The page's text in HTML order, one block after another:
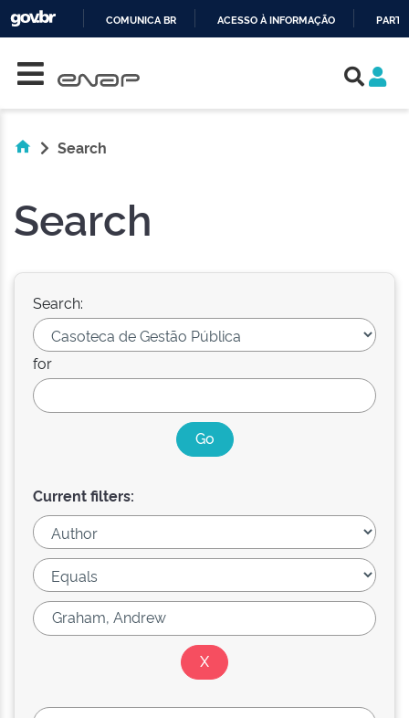
COMUNICA BR ACESSO À INFORMAÇÃO
Search
Search
Search:
for
Current filters: